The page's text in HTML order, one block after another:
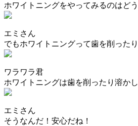
ホワイトニングをやってみるのはど
エミさん
でもホワイトニングって歯を削った
ワラワラ君
ホワイトニングは歯を削ったり溶か
エミさん
そうなんだ！安心だね！